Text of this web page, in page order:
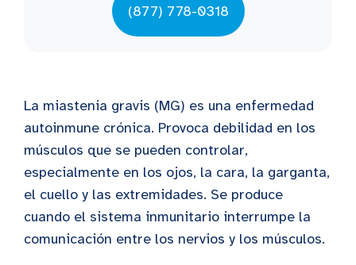
(877) 778-0318
La miastenia gravis (MG) es una enfermedad
autoinmune crónica. Provoca debilidad en los
músculos que se pueden controlar,
especialmente en los ojos, la cara, la garganta,
el cuello y las extremidades. Se produce
cuando el sistema inmunitario interrumpe la
comunicación entre los nervios y los músculos.